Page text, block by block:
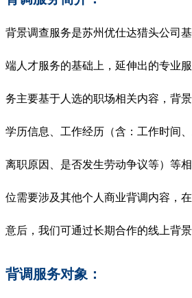
背景调查服务是苏州优仕达猎头公司
端人才服务的基础上，延伸出的专业
务主要基于人选的职场相关内容，背
学历信息、工作经历（含：工作时间
离职原因、是否发生劳动争议等）等
位需要涉及其他个人商业背调内容，
意后，我们可通过长期合作的线上背
背调服务对象：